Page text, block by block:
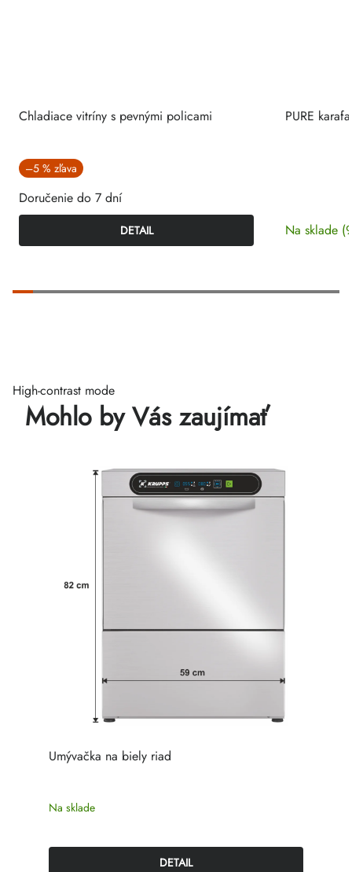
Chladiace vitríny s pevnými policami
–5 %
Doručenie do 7 dní
DETAIL
PURE
Na sklade
High-contrast mode
Mohlo by Vás zaujímať
Umývačka na biely riad
Na sklade
DETAIL